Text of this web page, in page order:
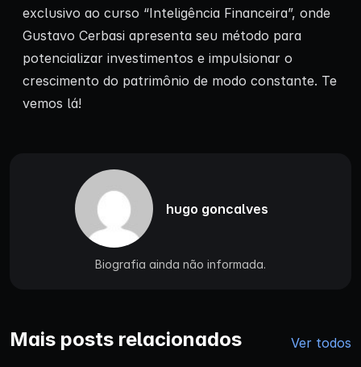
exclusivo ao curso “Inteligência Financeira”, onde
Gustavo Cerbasi apresenta seu método para
potencializar investimentos e impulsionar o
crescimento do patrimônio de modo constante. Te
vemos lá!
hugo goncalves
Biografia ainda não informada.
Mais posts relacionados Ver todos